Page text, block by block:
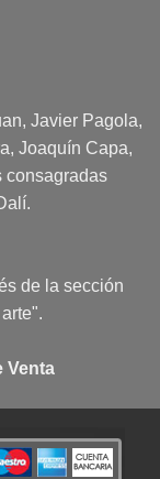
Javier Pagola,
Joaquín Capa,
consagradas
de la sección
Venta